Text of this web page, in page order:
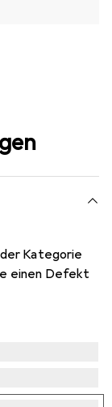
Kategorie
einen Defekt